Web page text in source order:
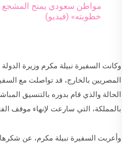
مواطن سعودي يمنح المشجع
خطوبته» (فيديو)
وكانت السفيرة نبيلة مكرم وزيرة
المصريين بالخارج، قد تواصلت مع
الحالة والذي قام بدوره بالتنسيق
بالمملكة، التي سارعت لإنهاء موقف
وأعربت السفيرة نبيلة مكرم، عن